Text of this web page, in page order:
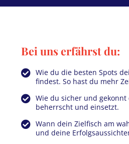
Bei uns erfährst du:
Wie du die besten Spots
findest. So hast du mehr
Wie du sicher und gekonnt
beherrscht und einsetzt.
Wann dein Zielfisch am
und deine